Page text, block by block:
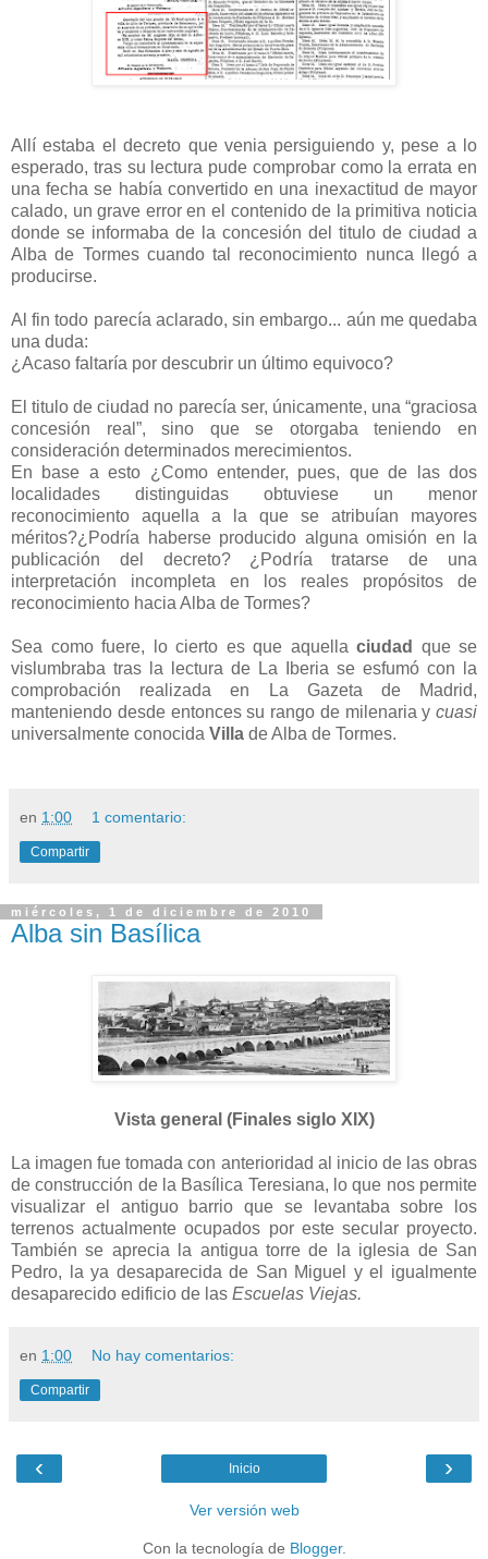
Allí estaba el decreto que venia persiguiendo y, pese a lo
esperado, tras su lectura pude comprobar como la errata en
una fecha se había convertido en una inexactitud de mayor
calado, un grave error en el contenido de la primitiva noticia
donde se informaba de la concesión del titulo de ciudad a
Alba de Tormes cuando tal reconocimiento nunca llegó a
producirse.
Al fin todo parecía aclarado, sin embargo... aún me quedaba
una duda:
¿Acaso faltaría por descubrir un último equivoco?
El titulo de ciudad no parecía ser, únicamente, una “graciosa
concesión real”, sino que se otorgaba teniendo en
consideración determinados merecimientos.
En base a esto ¿Como entender, pues, que de las dos
localidades distinguidas obtuviese un menor
reconocimiento aquella a la que se atribuían mayores
méritos?¿Podría haberse producido alguna omisión en la
publicación del decreto? ¿Podría tratarse de una
interpretación incompleta en los reales propósitos de
reconocimiento hacia Alba de Tormes?
Sea como fuere, lo cierto es que aquella ciudad que se
vislumbraba tras la lectura de La Iberia se esfumó con la
comprobación realizada en La Gazeta de Madrid,
manteniendo desde entonces su rango de milenaria y cuasi
universalmente conocida Villa de Alba de Tormes.
en 1:00 1 comentario:
Compartir
miércoles, 1 de diciembre de 2010
Alba sin Basílica
Vista general (Finales siglo XIX)
La imagen fue tomada con anterioridad al inicio de las obras
de construcción de la Basílica Teresiana, lo que nos permite
visualizar el antiguo barrio que se levantaba sobre los
terrenos actualmente ocupados por este secular proyecto.
También se aprecia la antigua torre de la iglesia de San
Pedro, la ya desaparecida de San Miguel y el igualmente
desaparecido edificio de las Escuelas Viejas.
en 1:00 No hay comentarios:
Compartir
‹ ›
Inicio
Ver versión web
Con la tecnología de Blogger.